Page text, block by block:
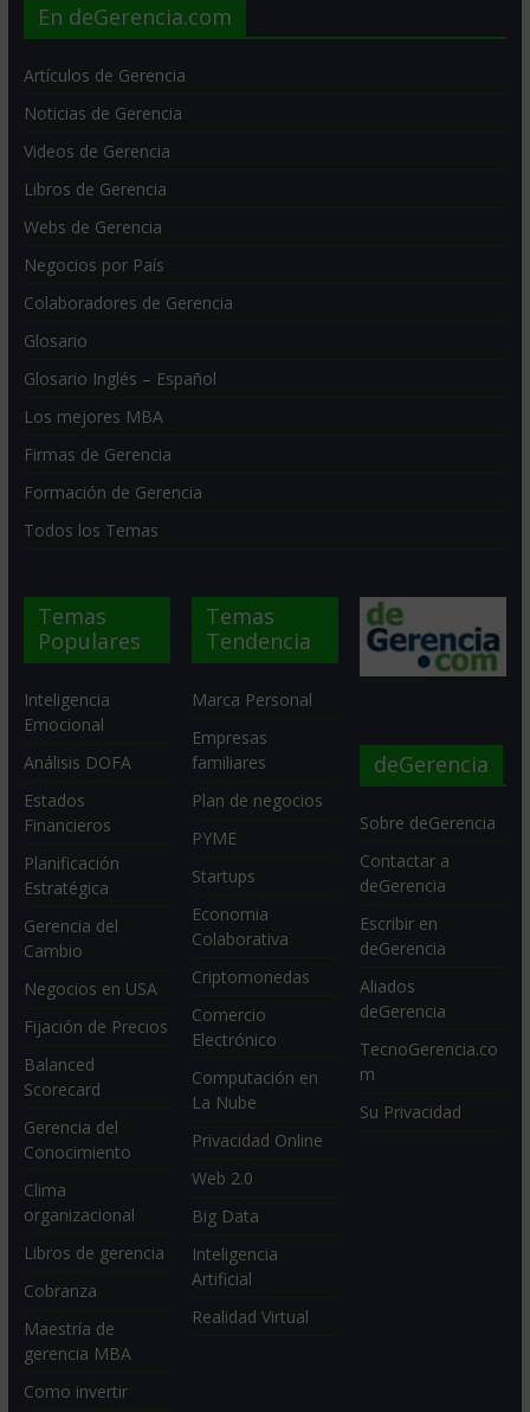
En deGerencia.com
Artículos de Gerencia
Noticias de Gerencia
Videos de Gerencia
Libros de Gerencia
Webs de Gerencia
Negocios por País
Colaboradores de Gerencia
Glosario
Glosario Inglés – Español
Los mejores MBA
Firmas de Gerencia
Formación de Gerencia
Todos los Temas
Temas
Populares
Inteligencia
Emocional
Análisis DOFA
Estados
Financieros
Planificación
Estratégica
Gerencia del
Cambio
Negocios en USA
Fijación de Precios
Balanced
Scorecard
Gerencia del
Conocimiento
Clima
organizacional
Libros de gerencia
Cobranza
Maestría de
gerencia MBA
Como invertir
Temas
Tendencia
Marca Personal
Empresas
familiares
Plan de negocios
PYME
Startups
Economia
Colaborativa
Criptomonedas
Comercio
Electrónico
Computación en
La Nube
Privacidad Online
Web 2.0
Big Data
Inteligencia
Artificial
Realidad Virtual
deGerencia
Sobre deGerencia
Contactar a
deGerencia
Escribir en
deGerencia
Aliados
deGerencia
TecnoGerencia.co
m
Su Privacidad